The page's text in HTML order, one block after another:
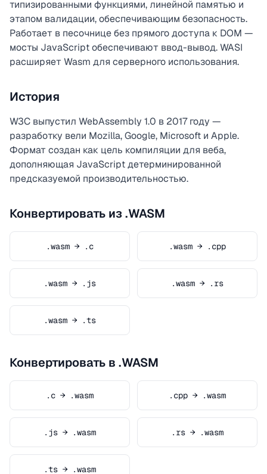
типизированными функциями, линейной памятью и
этапом валидации, обеспечивающим безопасность.
Работает в песочнице без прямого доступа к DOM —
мосты JavaScript обеспечивают ввод-вывод. WASI
расширяет Wasm для серверного использования.
История
W3C выпустил WebAssembly 1.0 в 2017 году —
разработку вели Mozilla, Google, Microsoft и Apple.
Формат создан как цель компиляции для веба,
дополняющая JavaScript детерминированной
предсказуемой производительностью.
Конвертировать из .WASM
.wasm → .c .wasm → .cpp
.wasm → .js .wasm → .rs
.wasm → .ts
Конвертировать в .WASM
.c → .wasm .cpp → .wasm
.js → .wasm .rs → .wasm
.ts → .wasm